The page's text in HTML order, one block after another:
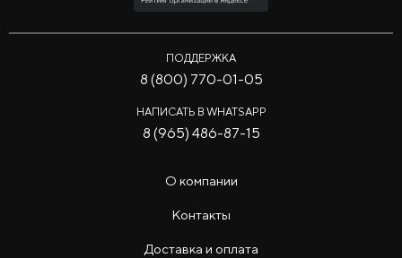
ПОДДЕРЖКА
8 (800) 770-01-05
НАПИСАТЬ В WHATSAPP
8 (965) 486-87-15
О компании
Контакты
Доставка и оплата